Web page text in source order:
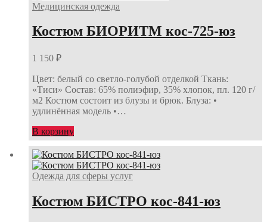
Медицинская одежда
Костюм БИОРИТМ кос-725-юз
1 150 ₽
Цвет: белый со светло-голубой отделкой Ткань:
«Тиси» Состав: 65% полиэфир, 35% хлопок, пл. 120 г/
м2 Костюм состоит из блузы и брюк. Блуза: •
удлинённая модель •…
В корзину
Одежда для сферы услуг
Костюм БИСТРО кос-841-юз